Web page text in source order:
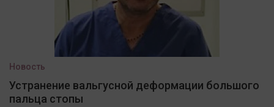
Новость
Устранение вальгусной деформации большого
пальца стопы